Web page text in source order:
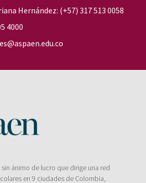
Hernández: (+57) 317 513 0058
4000
ánimo de lucro que dirige una red
en 9 ciudades de Colombia,